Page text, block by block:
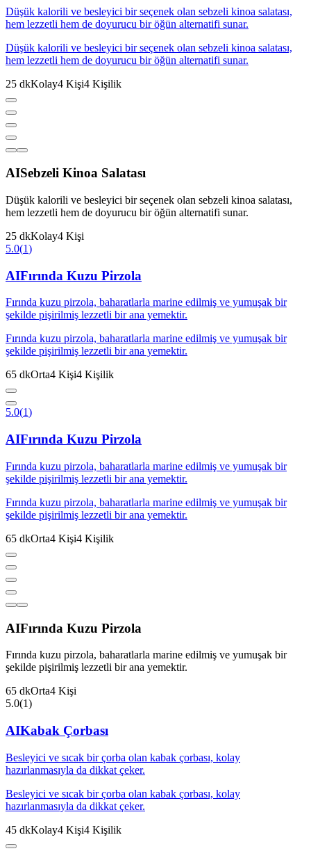
Düşük kalorili ve besleyici bir seçenek olan sebzeli kinoa salatası,
hem lezzetli hem de doyurucu bir öğün alternatifi sunar.
Düşük kalorili ve besleyici bir seçenek olan sebzeli kinoa salatası,
hem lezzetli hem de doyurucu bir öğün alternatifi sunar.
25 dkKolay4 Kişi4 Kişilik
AISebzeli Kinoa Salatası
Düşük kalorili ve besleyici bir seçenek olan sebzeli kinoa salatası,
hem lezzetli hem de doyurucu bir öğün alternatifi sunar.
25 dkKolay4 Kişi
5.0(1)
AIFırında Kuzu Pirzola
Fırında kuzu pirzola, baharatlarla marine edilmiş ve yumuşak bir
şekilde pişirilmiş lezzetli bir ana yemektir.
Fırında kuzu pirzola, baharatlarla marine edilmiş ve yumuşak bir
şekilde pişirilmiş lezzetli bir ana yemektir.
65 dkOrta4 Kişi4 Kişilik
5.0(1)
AIFırında Kuzu Pirzola
Fırında kuzu pirzola, baharatlarla marine edilmiş ve yumuşak bir
şekilde pişirilmiş lezzetli bir ana yemektir.
Fırında kuzu pirzola, baharatlarla marine edilmiş ve yumuşak bir
şekilde pişirilmiş lezzetli bir ana yemektir.
65 dkOrta4 Kişi4 Kişilik
AIFırında Kuzu Pirzola
Fırında kuzu pirzola, baharatlarla marine edilmiş ve yumuşak bir
şekilde pişirilmiş lezzetli bir ana yemektir.
65 dkOrta4 Kişi
5.0(1)
AIKabak Çorbası
Besleyici ve sıcak bir çorba olan kabak çorbası, kolay
hazırlanmasıyla da dikkat çeker.
Besleyici ve sıcak bir çorba olan kabak çorbası, kolay
hazırlanmasıyla da dikkat çeker.
45 dkKolay4 Kişi4 Kişilik